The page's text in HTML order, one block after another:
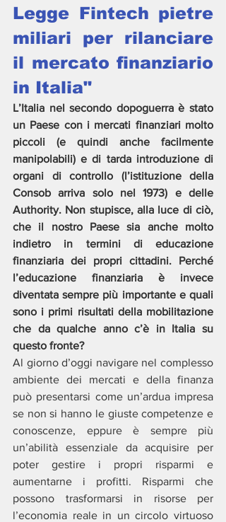
Legge Fintech pietre
miliari per rilanciare
il mercato finanziario
in Italia"
L’Italia nel secondo dopoguerra è stato
un Paese con i mercati finanziari molto
piccoli (e quindi anche facilmente
manipolabili) e di tarda introduzione di
organi di controllo (l’istituzione della
Consob arriva solo nel 1973) e delle
Authority. Non stupisce, alla luce di ciò,
che il nostro Paese sia anche molto
indietro in termini di educazione
finanziaria dei propri cittadini. Perché
l’educazione finanziaria è invece
diventata sempre più importante e quali
sono i primi risultati della mobilitazione
che da qualche anno c’è in Italia su
questo fronte?
Al giorno d’oggi navigare nel complesso
ambiente dei mercati e della finanza
può presentarsi come un’ardua impresa
se non si hanno le giuste competenze e
conoscenze, eppure è sempre più
un’abilità essenziale da acquisire per
poter gestire i propri risparmi e
aumentarne i profitti. Risparmi che
possono trasformarsi in risorse per
l’economia reale in un circolo virtuoso